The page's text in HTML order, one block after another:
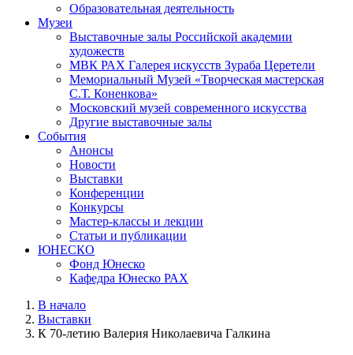
Образовательная деятельность
Музеи
Выставочные залы Российской академии
художеств
МВК РАХ Галерея искусств Зураба Церетели
Мемориальный Музей «Творческая мастерская
С.Т. Коненкова»
Московский музей современного искусства
Другие выставочные залы
События
Анонсы
Новости
Выставки
Конференции
Конкурсы
Мастер-классы и лекции
Статьи и публикации
ЮНЕСКО
Фонд Юнеско
Кафедра Юнеско РАХ
В начало
Выставки
К 70-летию Валерия Николаевича Галкина